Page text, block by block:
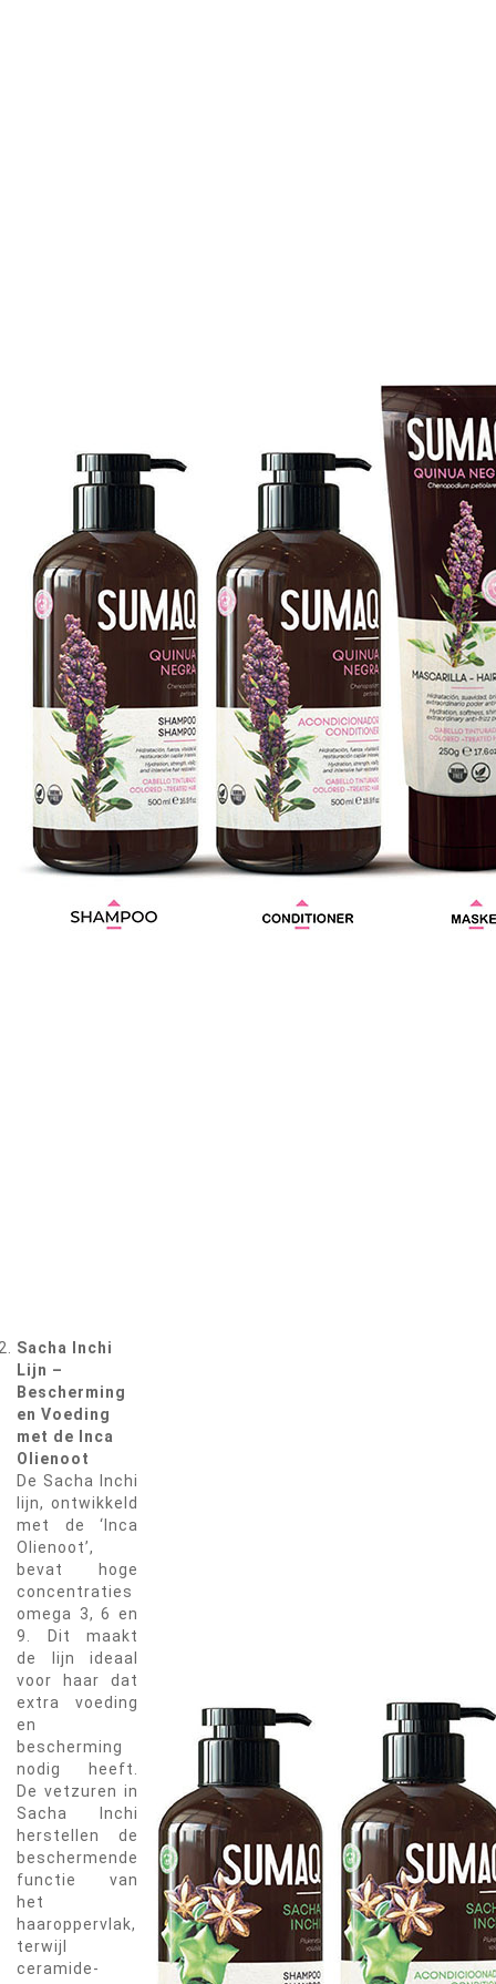
Sacha Inchi
Lijn –
Bescherming
en Voeding
met de Inca
Olienoot
De Sacha Inchi
lijn, ontwikkeld
met de ‘Inca
Olienoot’,
bevat hoge
concentraties
omega 3, 6 en
9. Dit maakt
de lijn ideaal
voor haar dat
extra voeding
en
bescherming
nodig heeft.
De vetzuren in
Sacha Inchi
herstellen de
beschermende
functie van
het
haaroppervlak,
terwijl
ceramide-